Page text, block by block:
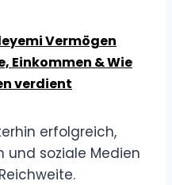
Vermögen
Einkommen & Wie
verdient
erfolgreich,
soziale Medien